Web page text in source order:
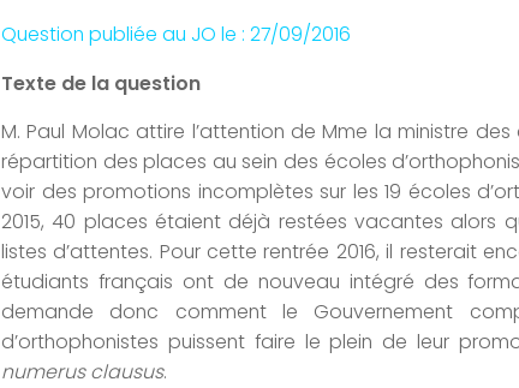
Question publiée au JO le : 27/09/2016
Texte de la question
M. Paul Molac attire l’attention de Mme la ministre
répartition des places au sein des écoles
voir des promotions incomplètes sur les 19 écoles
2015, 40 places étaient déjà restées vacantes alors
listes d’attentes. Pour cette rentrée 2016, il resterait
étudiants français ont de nouveau intégré des
demande donc comment le Gouvernement
d’orthophonistes puissent faire le plein de leur
numerus clausus.